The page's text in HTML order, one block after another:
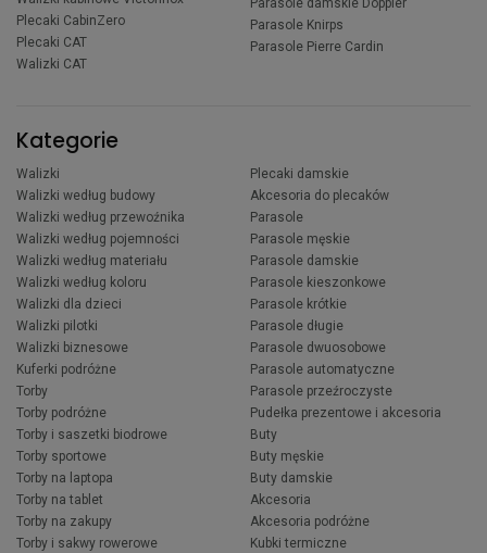
Plecaki CabinZero
Plecaki CAT
Walizki CAT
Parasole damskie Doppler
Parasole Knirps
Parasole Pierre Cardin
Kategorie
Walizki
Walizki według budowy
Walizki według przewoźnika
Walizki według pojemności
Walizki według materiału
Walizki według koloru
Walizki dla dzieci
Walizki pilotki
Walizki biznesowe
Kuferki podróżne
Torby
Torby podróżne
Torby i saszetki biodrowe
Torby sportowe
Torby na laptopa
Torby na tablet
Torby na zakupy
Torby i sakwy rowerowe
Plecaki damskie
Akcesoria do plecaków
Parasole
Parasole męskie
Parasole damskie
Parasole kieszonkowe
Parasole krótkie
Parasole długie
Parasole dwuosobowe
Parasole automatyczne
Parasole przeźroczyste
Pudełka prezentowe i akcesoria
Buty
Buty męskie
Buty damskie
Akcesoria
Akcesoria podróżne
Kubki termiczne